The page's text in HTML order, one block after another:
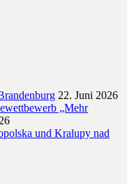
22. Juni 2026
„Mehr
und Kralupy nad